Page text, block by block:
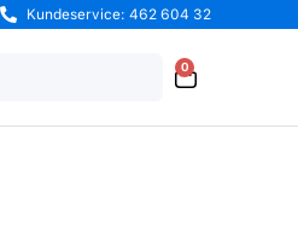
Kundeservice: 462 604 32
0